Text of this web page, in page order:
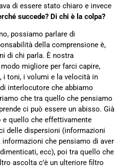
di essere stato chiaro e invece
succede? Di chi è la colpa?
possiamo parlare di
della comprensione è,
di chi parla. È nostra
migliore per farci capire,
i toni, i volumi e la velocità in
interlocutore che abbiamo
che tra quello che pensiamo
ci può essere un abisso. Già
quello che effettivamente
delle dispersioni (informazioni
che pensiamo di aver
ecc), poi tra quello che
ascolta c’è un ulteriore filtro